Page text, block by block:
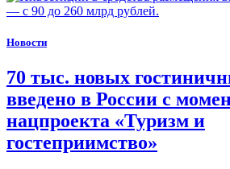
Новости
70 тыс. новых
введено в России с
нацпроекта «Туризм и
гостеприимство»